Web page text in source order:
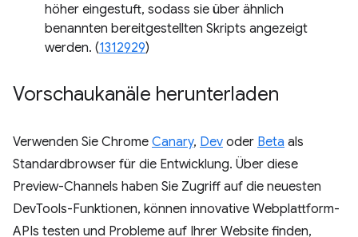
höher eingestuft, sodass sie über ähnlich
benannten bereitgestellten Skripts angezeigt
werden. (1312929)
Vorschaukanäle herunterladen
Verwenden Sie Chrome Canary, Dev oder Beta als
Standardbrowser für die Entwicklung. Über diese
Preview-Channels haben Sie Zugriff auf die neuesten
DevTools-Funktionen, können innovative Webplattform-
APIs testen und Probleme auf Ihrer Website finden,